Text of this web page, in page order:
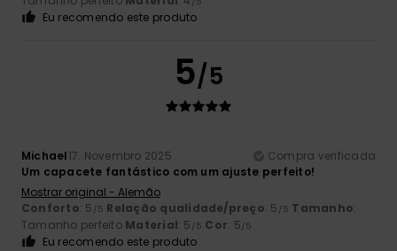
Eu recomendo este produto
5/5
Michael17. Novembro 2025
Compra verificada
Um capacete fantástico com um ajuste perfeito!
Mostrar original - Alemão
Conforto: 5 /5 Relação qualidade/preço: 5 /5 Tamanho:
Tamanho perfeito Material: 5 /5 Cor: 5/5
Eu recomendo este produto